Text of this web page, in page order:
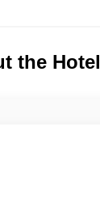
the Hotel